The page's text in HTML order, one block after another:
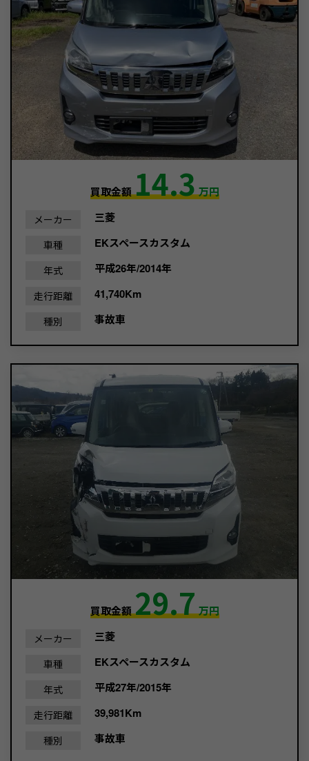
買取金額14.3万円
メーカー 三菱
車種 EKスペースカスタム
年式 平成26年/2014年
走行距離 41,740Km
種別 事故車
買取金額29.7万円
メーカー 三菱
車種 EKスペースカスタム
年式 平成27年/2015年
走行距離 39,981Km
種別 事故車